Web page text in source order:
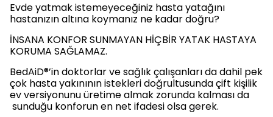
Evde yatmak istemeyeceğiniz hasta yatağını
hastanızın altına koymanız ne kadar doğru?
İNSANA KONFOR SUNMAYAN HİÇBİR YATAK HASTAYA
KORUMA SAĞLAMAZ.
BedAiD®’in doktorlar ve sağlık çalışanları da dahil pek
çok hasta yakınının istekleri doğrultusunda çift kişilik
ev versiyonunu üretime almak zorunda kalması da
sunduğu konforun en net ifadesi olsa gerek.